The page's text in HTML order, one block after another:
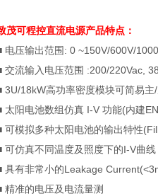
茂可程控直流电源产品特点：
电压输出范围: 0 ~150V/600V/
交流输入电压范围 :200/220Vac,
3U/18kW高功率密度模块可简易主/
太阳电池数组仿真 I-V 功能(内建
可模拟多种太阳电池的输出特性
可仿真不同温度及照度下的I-V曲线
具有非常小的Leakage
精准的电压及电流量测